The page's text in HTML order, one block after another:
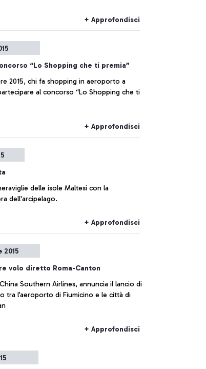
+ Approfondisci
“Lo Shopping che ti premia”
2015, chi fa shopping in aeroporto a
al concorso “Lo Shopping che ti
+ Approfondisci
delle isole Maltesi con la
dell'arcipelago.
+ Approfondisci
2015
volo diretto Roma-Canton
Southern Airlines, annuncia il lancio di
tra l’aeroporto di Fiumicino e le città di
+ Approfondisci